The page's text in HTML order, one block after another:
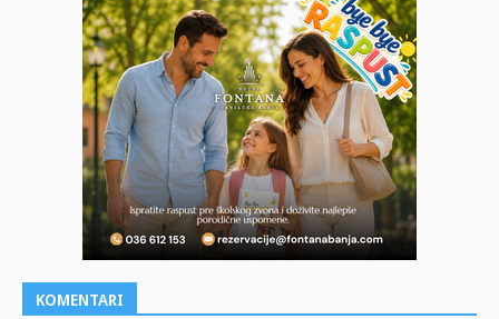
KOMENTARI